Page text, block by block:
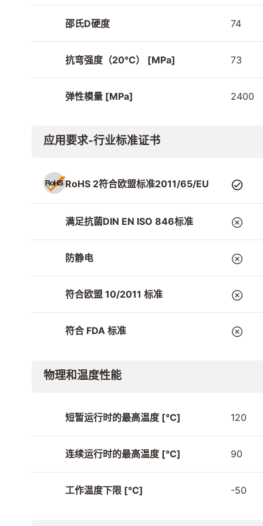
邵氏D硬度 74
抗弯强度（20℃） [MPa] 73
弹性模量 [MPa] 2400
应用要求-行业标准证书
RoHS 2符合欧盟标准2011/65/EU
满足抗菌DIN EN ISO 846标准
防静电
符合欧盟 10/2011 标准
符合 FDA 标准
物理和温度性能
短暂运行时的最高温度 [°C] 120
连续运行时的最高温度 [°C] 90
工作温度下限 [°C] -50